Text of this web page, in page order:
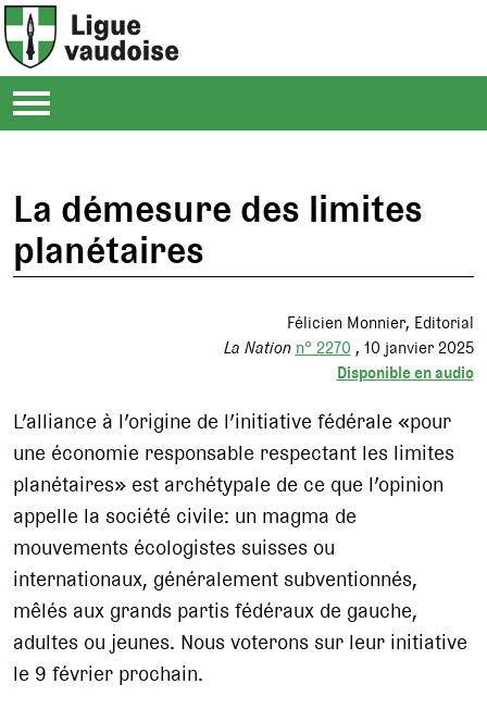
La démesure des limites
planétaires
Félicien Monnier Editorial
La Nation n° 2270 10 janvier 2025
Disponible en audio
L’alliance à l’origine de l’initiative fédérale «pour
une économie responsable respectant les limites
planétaires» est archétypale de ce que l’opinion
appelle la société civile: un magma de
mouvements écologistes suisses ou
internationaux, généralement subventionnés,
mêlés aux grands partis fédéraux de gauche,
adultes ou jeunes. Nous voterons sur leur initiative
le 9 février prochain.